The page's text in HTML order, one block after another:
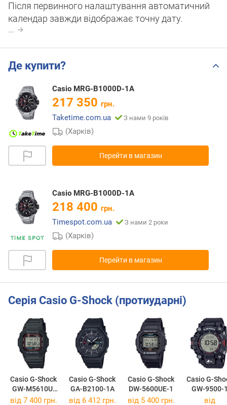
Після первинного налаштування автоматичний
календар завжди відображає точну дату.
...
Де купити?
Casio MRG-B1000D-1A
217 350 грн.
Taketime.com.ua
З нами 9 років
(Харків)
Перейти в магазин
Casio MRG-B1000D-1A
218 400 грн.
Timespot.com.ua
З нами 2 роки
(Харків)
Перейти в магазин
Серія Casio G-Shock (протиударні)
Casio G-Shock
GW-M5610U-
1E
Casio G-Shock
GA-B2100-1A
Casio G-Shock
DW-5600UE-1
Casio G-
GW-9500-
від 7 400 грн. від 6 412 грн. від 5 400 грн. від